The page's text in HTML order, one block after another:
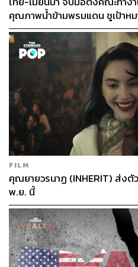
คุณภาพน้ำข้ามพรมแดน ชูเป้าห
FILM
คุณยายวรนาฏ (INHERIT) ส่งตั
พ.ย. นี้